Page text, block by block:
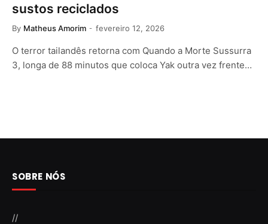
sustos reciclados
By Matheus Amorim fevereiro 12, 2026
O terror tailandês retorna com Quando a Morte Sussurra
3, longa de 88 minutos que coloca Yak outra vez frente…
SOBRE NÓS
//